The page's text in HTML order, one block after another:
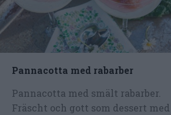
Pannacotta med rabarber
Pannacotta med smält rabarber.
Fräscht och gott som dessert med